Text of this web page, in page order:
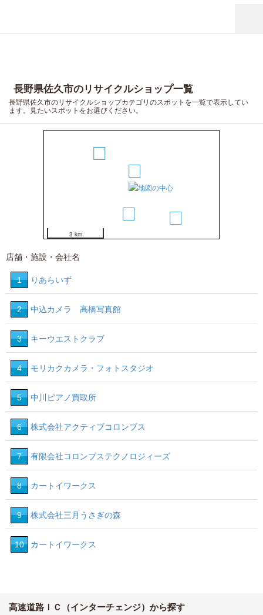
長野県佐久市のリサイクルショップ一覧
長野県佐久市のリサイクルショップカテゴリのスポットを一覧で表示してい
ます。見たいスポットをお選びください。
4
6
3 km
店舗・施設・会社名
1 りあらいず
2 中込カメラ 高橋写真館
3 キーウエストクラブ
4 モリカクカメラ・フォトスタジオ
5 中川ピアノ買取所
6 株式会社アクティブコロンブス
7 有限会社コロンブステクノロジィーズ
8 カートイワークス
9 株式会社三月うさぎの森
10 カートイワークス
高速道路ＩＣ（インターチェンジ）から探す